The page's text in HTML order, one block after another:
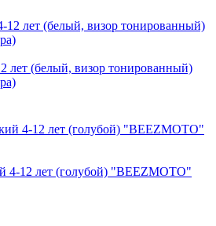
лет (белый, визор тонированный)
4-12 лет (голубой) "BEEZMOTO"